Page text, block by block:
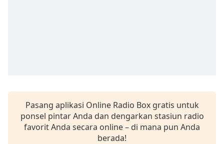
subtitles
settings,
opens
Pasang aplikasi Online Radio Box gratis untuk
ponsel pintar Anda dan dengarkan stasiun radio
favorit Anda secara online – di mana pun Anda
berada!